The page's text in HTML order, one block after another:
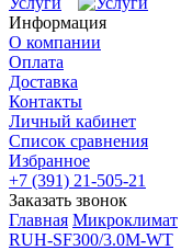
Информация
О компании
Оплата
Доставка
Контакты
Личный кабинет
Список сравнения
Избранное
+7 (391) 21-505-21
Заказать звонок
Главная Микроклимат
RUH-SF300/3.0M-WT